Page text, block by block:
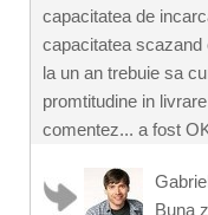
capacitatea de
capacitatea scazand
la un an trebuie sa
promtitudine in
comentez... a fost
Buna